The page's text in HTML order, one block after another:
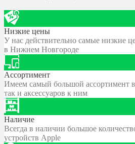
Низкие цены
У нас действительно самые низкие
в Нижнем Новгороде
Ассортимент
Имеем самый большой ассортимент в
так и аксессуаров к ним
Наличие
Всегда в наличии большое
устройств Apple